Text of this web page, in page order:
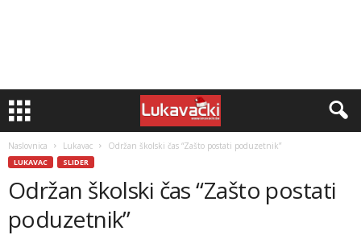
Naslovnica Lukavac Održan školski čas “Zašto postati poduzetnik”
LUKAVAC SLIDER
Održan školski čas “Zašto postati
poduzetnik”